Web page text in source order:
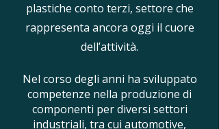
plastiche conto terzi, settore che
rappresenta ancora oggi il cuore
dell’attività.
Nel corso degli anni ha sviluppato
competenze nella produzione di
componenti per diversi settori
industriali, tra cui automotive,